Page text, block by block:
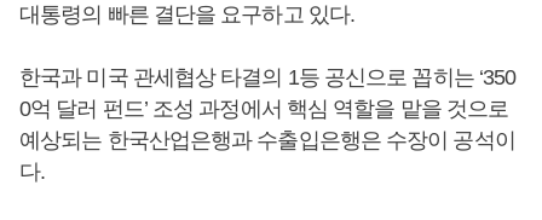
대통령의 빠른 결단을 요구하고 있다.
한국과 미국 관세협상 타결의 1등 공신으로 꼽히는 ‘350
0억 달러 펀드’ 조성 과정에서 핵심 역할을 맡을 것으로
예상되는 한국산업은행과 수출입은행은 수장이 공석이
다.